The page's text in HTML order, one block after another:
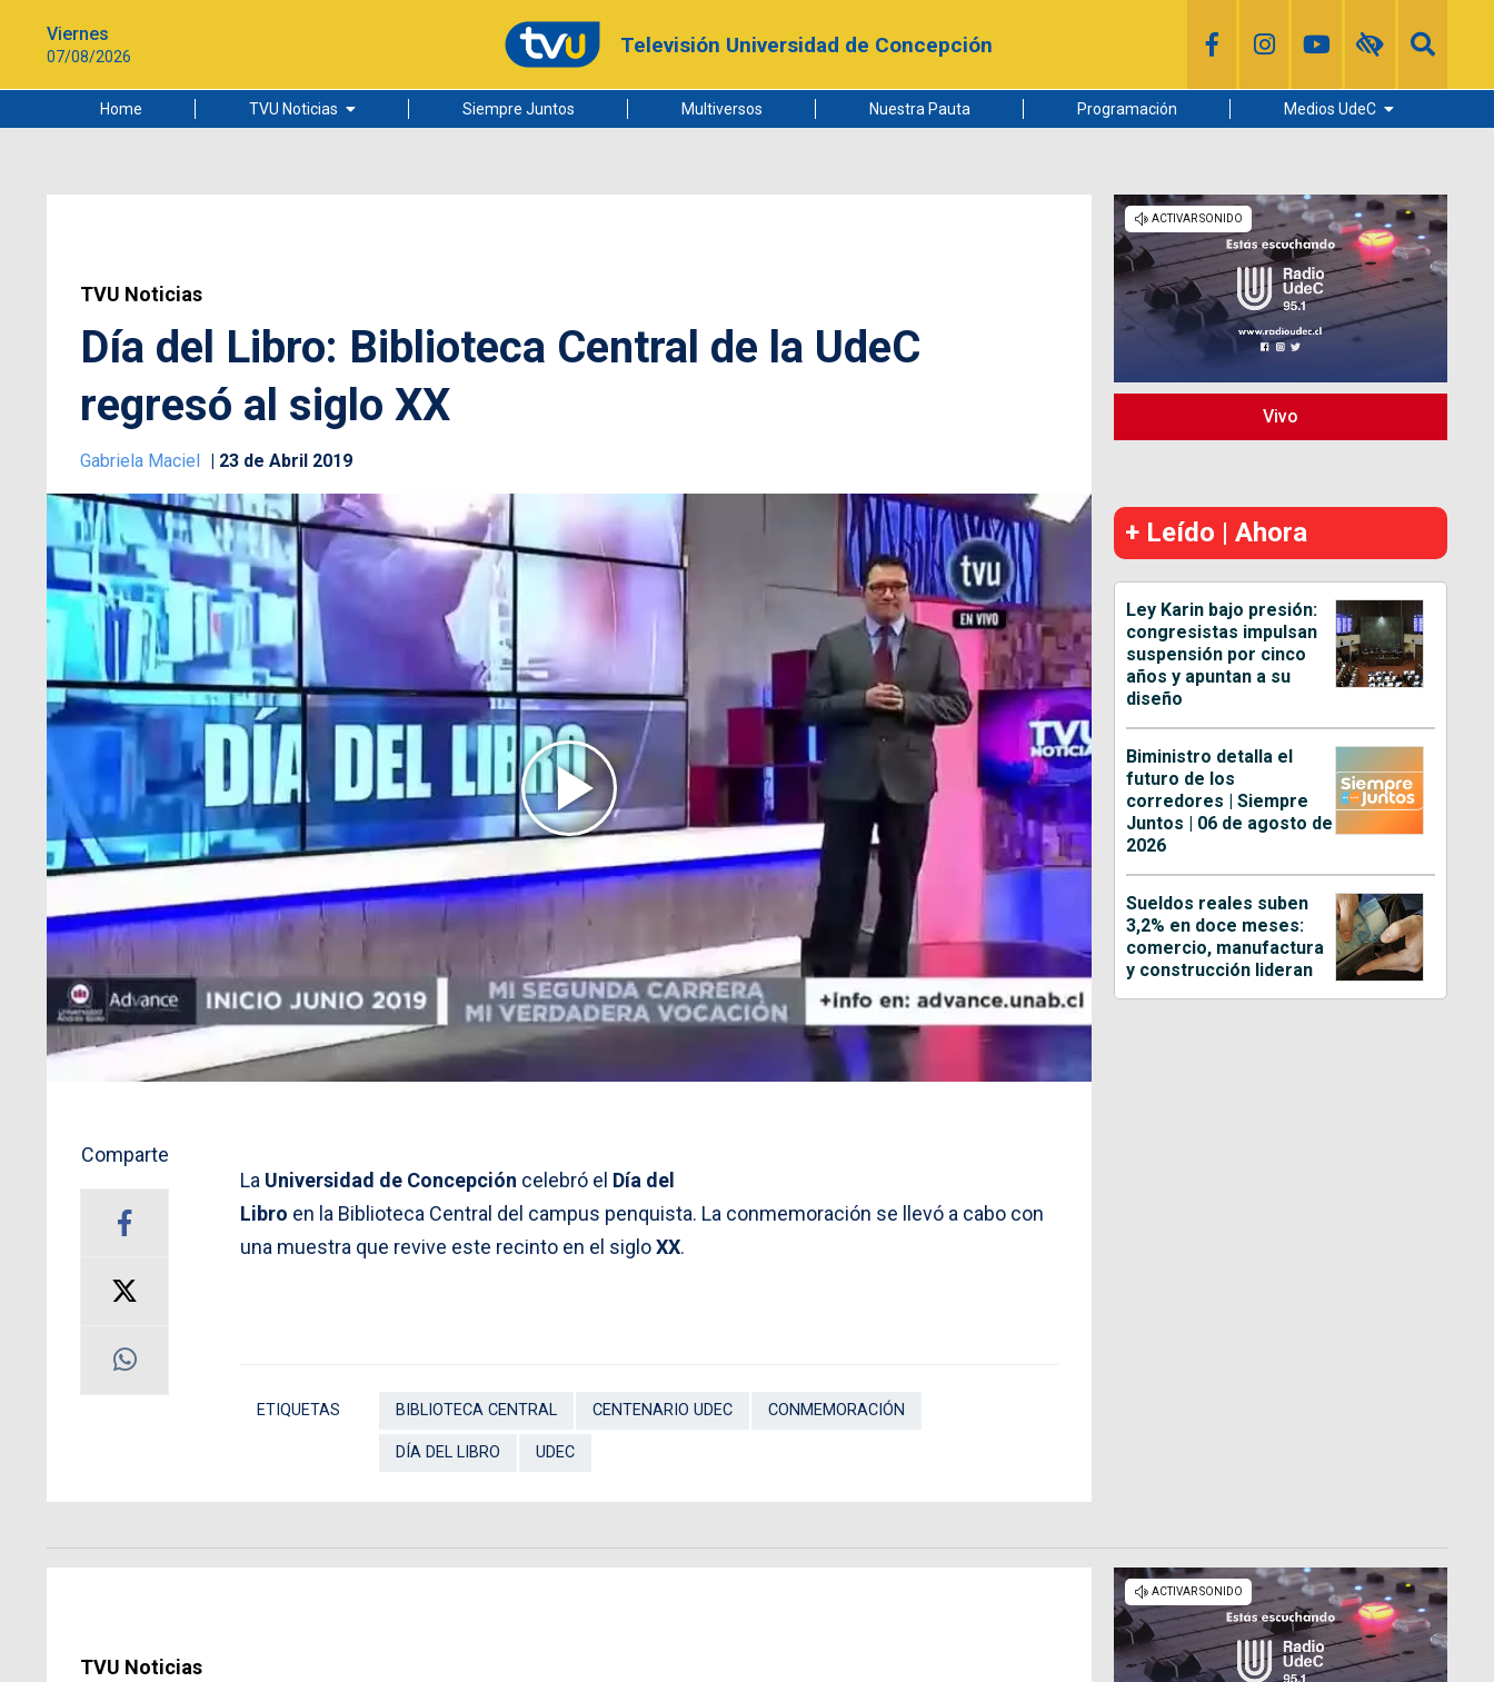
Viernes
07/08/2026 Televisión Universidad de Concepción
Home TVU Noticias
Ciudad
Siempre Juntos Multiversos Nuestra Pauta Programación Medios UdeC
Radio UdeC
Noticias UdeC
La Discusión
TVU Noticias
Día del Libro: Biblioteca Central de la UdeC
regresó al siglo XX
Gabriela Maciel 23 de Abril 2019
Comparte
La Universidad de Concepción celebró el Día del
Libro en la Biblioteca Central del campus penquista. La conmemoración se llevó a cabo con
una muestra que revive este recinto en el sigloXX.
ETIQUETAS BIBLIOTECA CENTRAL CENTENARIO UDEC CONMEMORACIÓN
DÍA DEL LIBRO UDEC
Vivo
+ Leído | Ahora
Ley Karin bajo presión:
congresistas impulsan
suspensión por cinco
años y apuntan a su
diseño
Biministro detalla el
futuro de los
corredores | Siempre
Juntos | 06 de agosto de
2026
Sueldos reales suben
3,2% en doce meses:
comercio, manufactura
y construcción lideran
TVU Noticias